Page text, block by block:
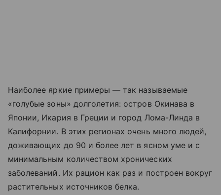
Наиболее яркие примеры — так называемые
«голубые зоны» долголетия: остров Окинава в
Японии, Икария в Греции и город Лома-Линда в
Калифорнии. В этих регионах очень много людей,
доживающих до 90 и более лет в ясном уме и с
минимальным количеством хронических
заболеваний. Их рацион как раз и построен вокруг
растительных источников белка.